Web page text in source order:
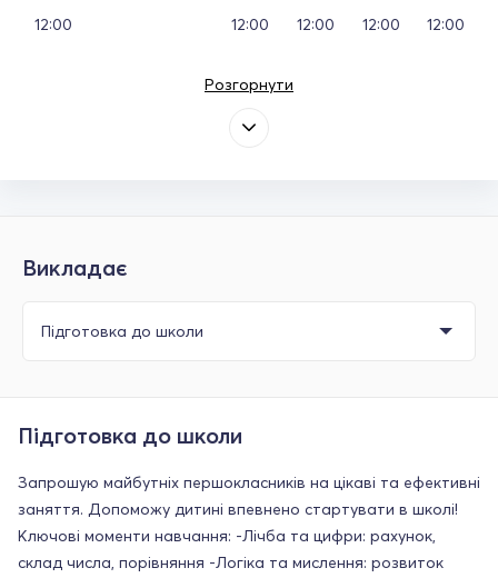
12:00 12:00 12:00 12:00 12:00
Розгорнути
Викладає
Підготовка до школи
Запрошую майбутніх першокласників на цікаві та ефективні
заняття. Допоможу дитині впевнено стартувати в школі!
Ключові моменти навчання: -Лічба та цифри: рахунок,
склад числа, порівняння -Логіка та мислення: розвиток